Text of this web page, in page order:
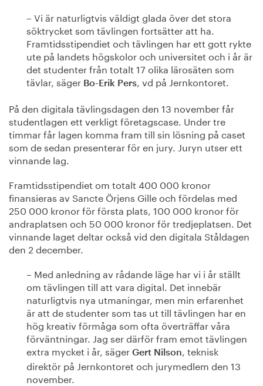
– Vi är naturligtvis väldigt glada över det stora
söktrycket som tävlingen fortsätter att ha.
Framtidsstipendiet och tävlingen har ett gott rykte
ute på landets högskolor och universitet och i år är
det studenter från totalt 17 olika lärosäten som
tävlar, säger Bo-Erik Pers, vd på Jernkontoret.
På den digitala tävlingsdagen den 13 november får
studentlagen ett verkligt företagscase. Under tre
timmar får lagen komma fram till sin lösning på caset
som de sedan presenterar för en jury. Juryn utser ett
vinnande lag.
Framtidsstipendiet om totalt 400 000 kronor
finansieras av Sancte Örjens Gille och fördelas med
250 000 kronor för första plats, 100 000 kronor för
andraplatsen och 50 000 kronor för tredjeplatsen. Det
vinnande laget deltar också vid den digitala Ståldagen
den 2 december.
– Med anledning av rådande läge har vi i år ställt
om tävlingen till att vara digital. Det innebär
naturligtvis nya utmaningar, men min erfarenhet
är att de studenter som tas ut till tävlingen har en
hög kreativ förmåga som ofta överträffar våra
förväntningar. Jag ser därför fram emot tävlingen
extra mycket i år, säger Gert Nilson, teknisk
direktör på Jernkontoret och jurymedlem den 13
november.